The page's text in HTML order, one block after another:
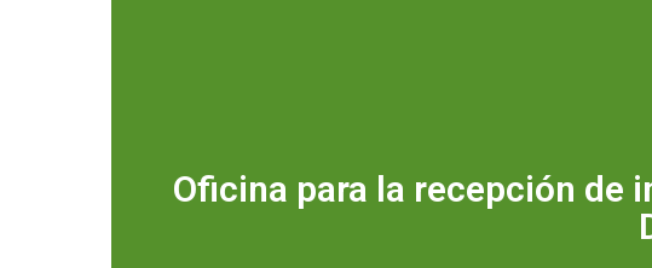
Oficina para la recepción de